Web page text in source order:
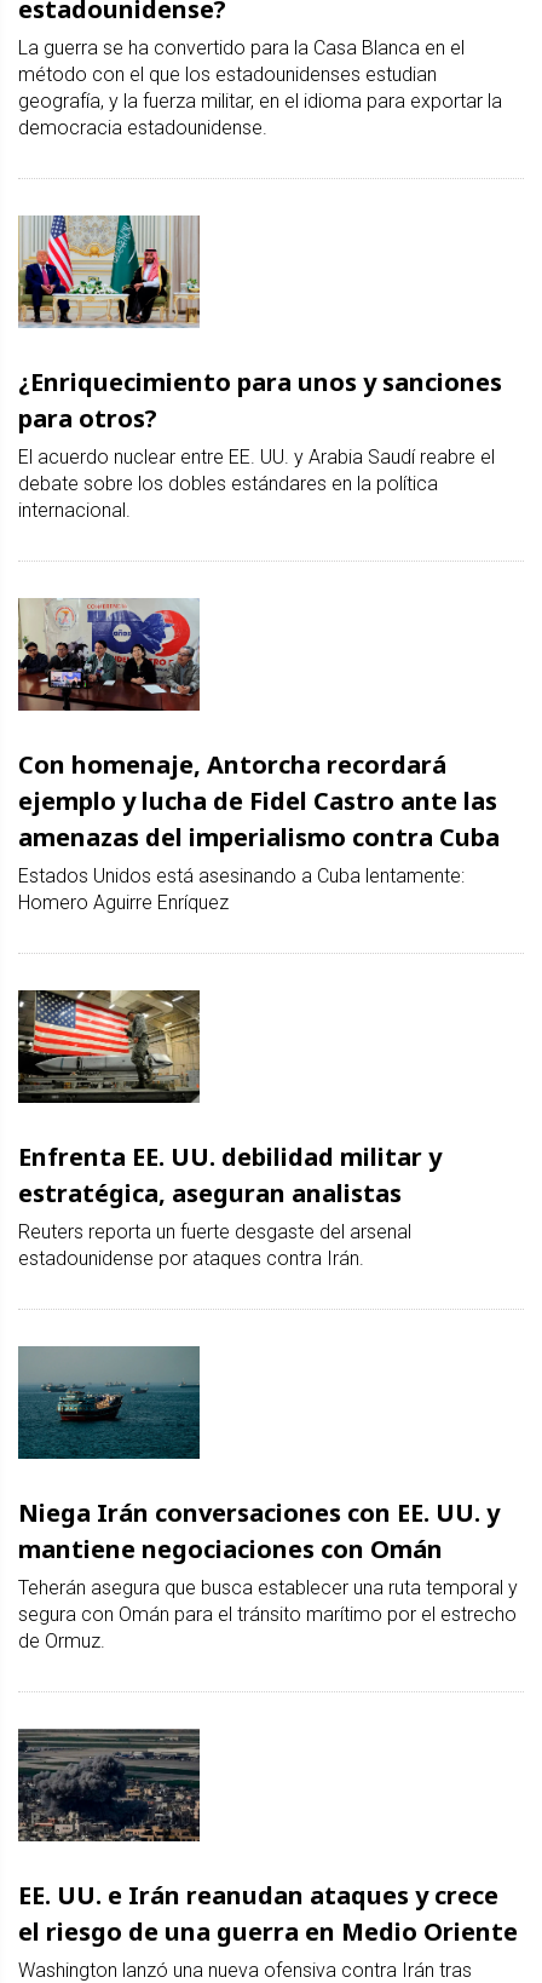
estadounidense?
La guerra se ha convertido para la Casa Blanca en el
método con el que los estadounidenses estudian
geografía, y la fuerza militar, en el idioma para exportar la
democracia estadounidense.
¿Enriquecimiento para unos y sanciones
para otros?
El acuerdo nuclear entre EE. UU. y Arabia Saudí reabre el
debate sobre los dobles estándares en la política
internacional.
Con homenaje, Antorcha recordará
ejemplo y lucha de Fidel Castro ante las
amenazas del imperialismo contra Cuba
Estados Unidos está asesinando a Cuba lentamente:
Homero Aguirre Enríquez
Enfrenta EE. UU. debilidad militar y
estratégica, aseguran analistas
Reuters reporta un fuerte desgaste del arsenal
estadounidense por ataques contra Irán.
Niega Irán conversaciones con EE. UU. y
mantiene negociaciones con Omán
Teherán asegura que busca establecer una ruta temporal y
segura con Omán para el tránsito marítimo por el estrecho
de Ormuz.
EE. UU. e Irán reanudan ataques y crece
el riesgo de una guerra en Medio Oriente
Washington lanzó una nueva ofensiva contra Irán tras